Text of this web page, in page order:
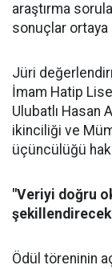
araştırma
sonuçlar ortaya
Jüri
İmam Hatip
Ulubatlı Hasan
ikinciliği ve
üçüncülüğü
"Veriyi doğru
Ödül töreninin